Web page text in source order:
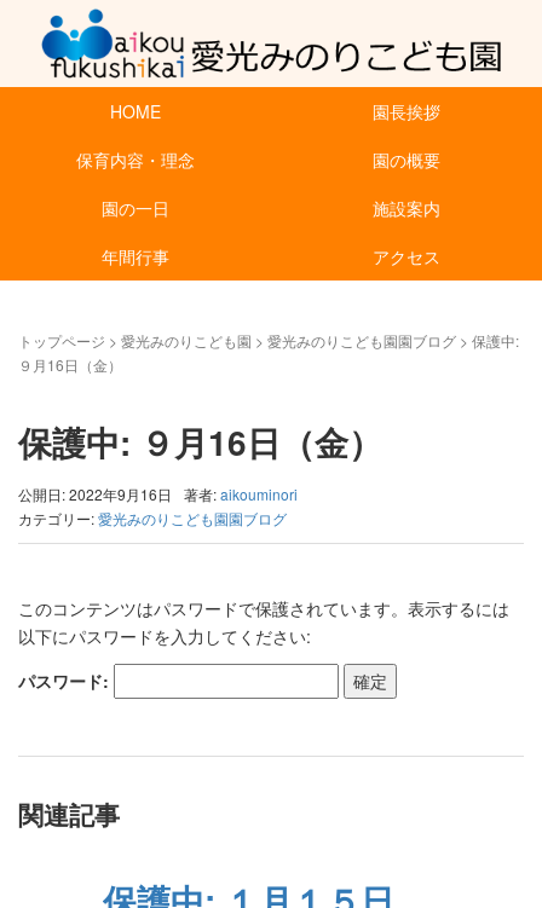
HOME
園長挨拶
保育内容・理念
園の概要
園の一日
施設案内
年間行事
アクセス
トップページ > 愛光みのりこども園 > 愛光みのりこども園園ブログ > 保護中:
９月16日（金）
保護中: ９月16日（金）
公開日: 2022年9月16日 著者:aikouminori
カテゴリー:愛光みのりこども園園ブログ
このコンテンツはパスワードで保護されています。表示するには
以下にパスワードを入力してください:
パスワード:
関連記事